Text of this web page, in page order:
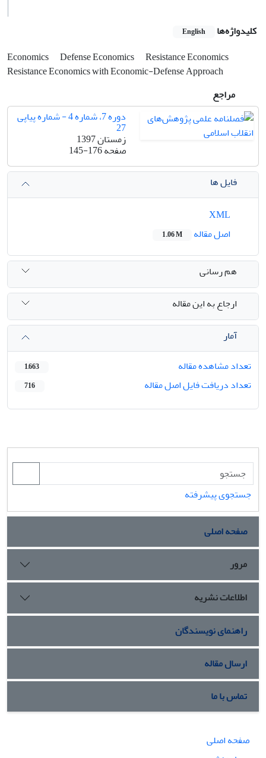
کلیدواژه‌ها English
Economics Defense Economics
Resistance Economics
Resistance Economics with Economic-Defense Approach
مراجع
دوره 7، شماره 4 - شماره پیاپی
27
زمستان 1397
صفحه145-176
فایل ها
اصل مقاله
1.06 M
هم رسانی
ارجاع به این مقاله
آمار
تعداد مشاهده مقاله
1,663
تعداد دریافت فایل اصل مقاله 716
جستجوی پیشرفته
صفحه اصلی
مرور
اطلاعات نشریه
راهنمای نویسندگان
ارسال مقاله
تماس با ما
صفحه اصلی